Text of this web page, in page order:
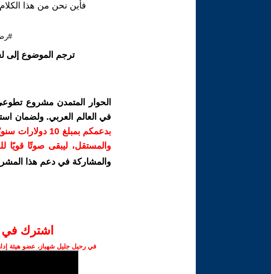
فأين نحن من هذا
ترجم الموضوع إلى
الحوار المتمدن مشروع
في العالم العربي. ولضمان
بدعمكم بمبلغ
والمستقل، ليبقى صوتًا قويًا
والمشاركة في دعم هذا
اشترك في
في رحيل جليل شهباز، عضو هيئة